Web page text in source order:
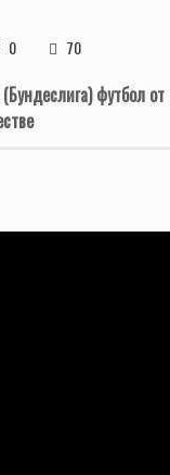
0 70
футбол от